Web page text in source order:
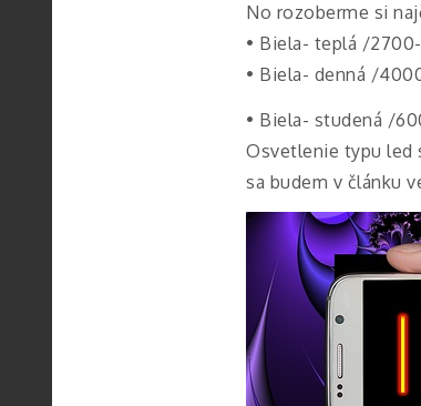
No rozoberme si
• Biela- teplá /
• Biela- denná /
• Biela- studená /
Osvetlenie typu led
sa budem v článku